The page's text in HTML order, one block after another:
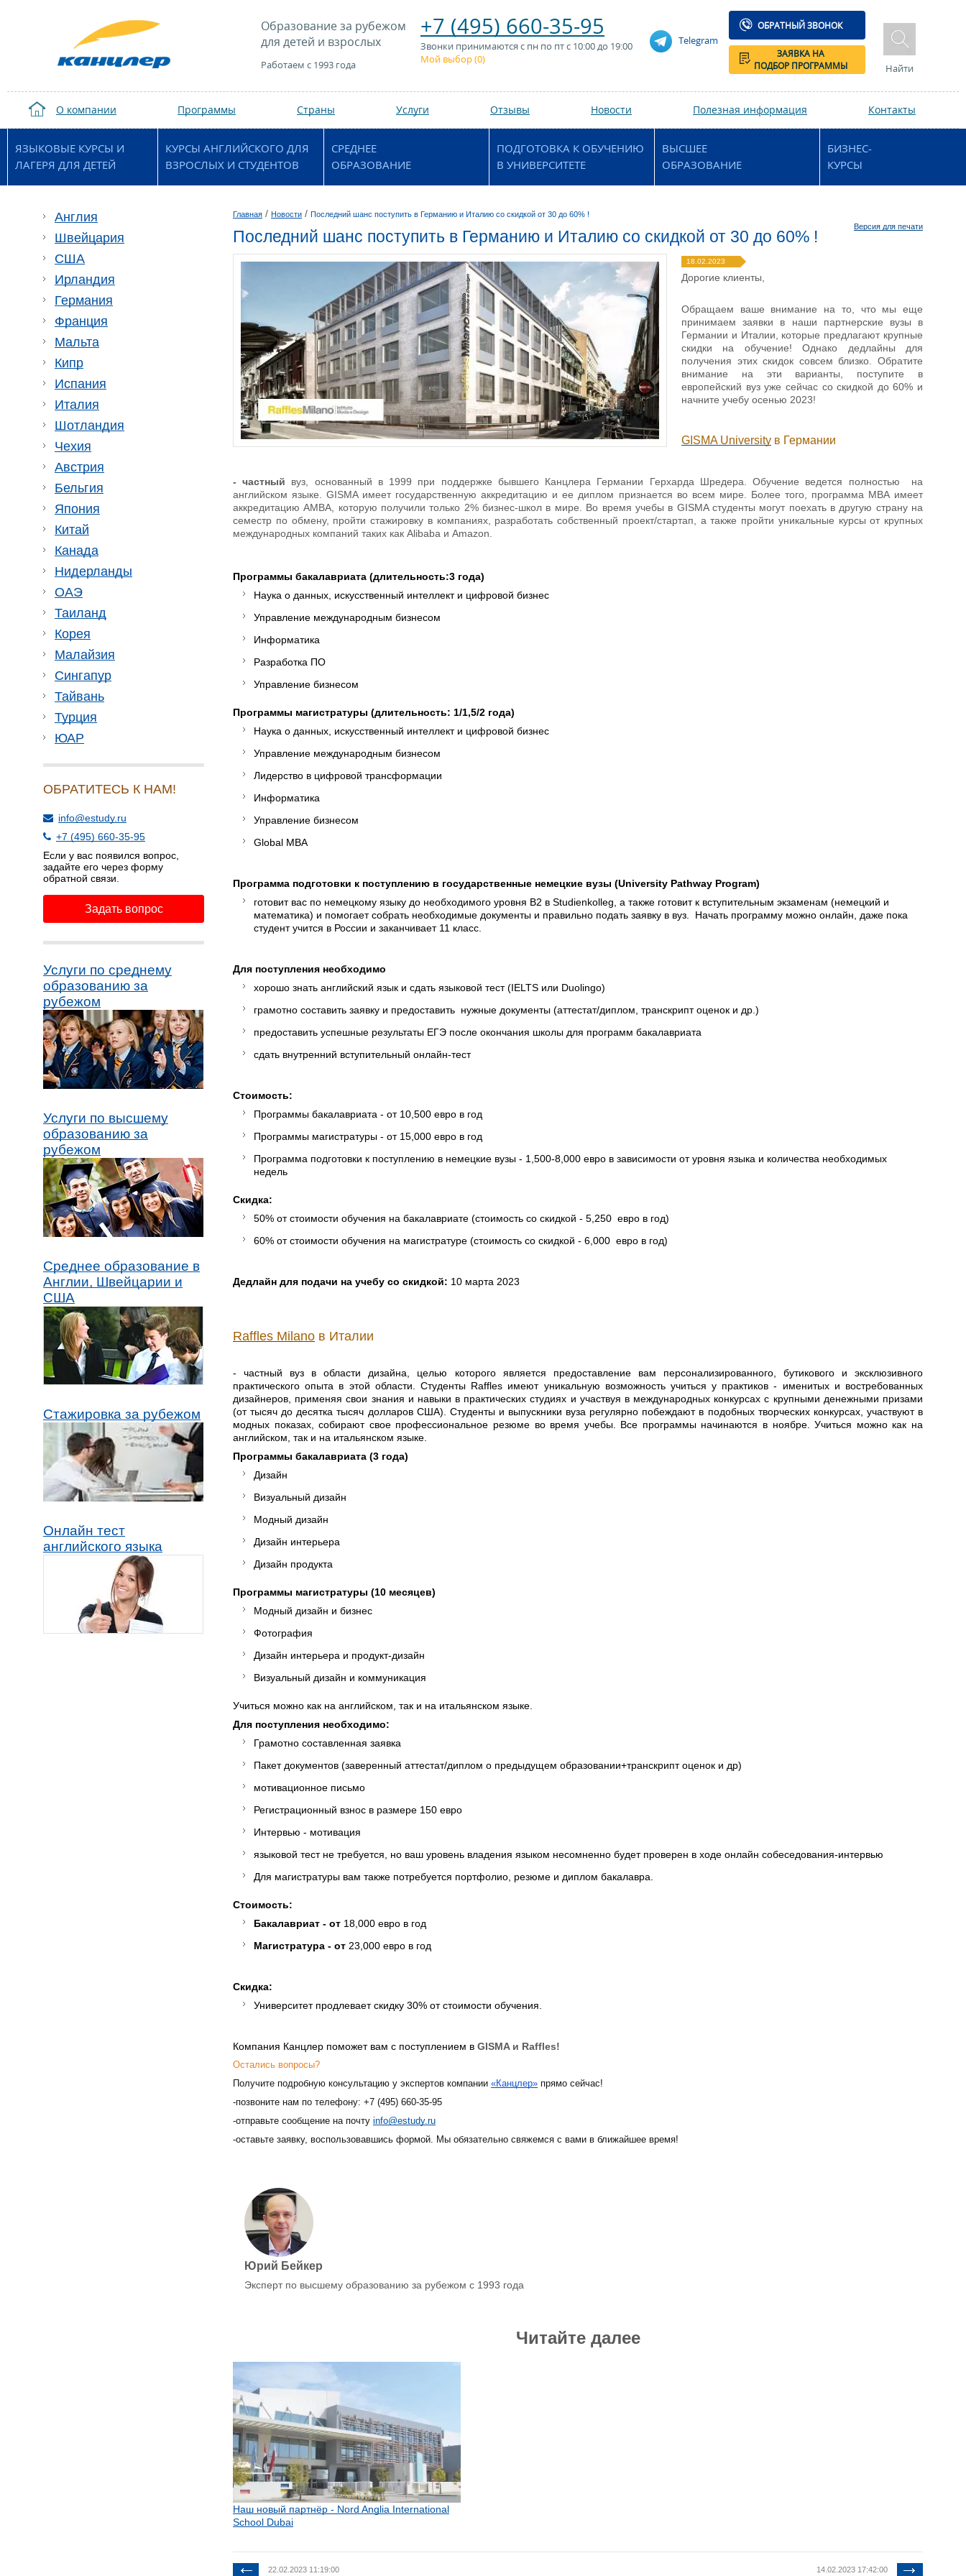
Образование за рубежом
для детей и взрослых
Работаем с 1993 года
+7 (495) 660-35-95
Звонки принимаются с пн по пт с 10:00 до 19:00
Мой выбор (0)
Telegram
ОБРАТНЫЙ ЗВОНОК
ЗАЯВКА НА
ПОДБОР ПРОГРАММЫ
Найти
О компании Программы Страны Услуги Отзывы Новости Полезная информация Контакты
ЯЗЫКОВЫЕ КУРСЫ И
ЛАГЕРЯ ДЛЯ ДЕТЕЙ
КУРСЫ АНГЛИЙСКОГО ДЛЯ
ВЗРОСЛЫХ И СТУДЕНТОВ
СРЕДНЕЕ
ОБРАЗОВАНИЕ
ПОДГОТОВКА К ОБУЧЕНИЮ
В УНИВЕРСИТЕТЕ
ВЫСШЕЕ
ОБРАЗОВАНИЕ
БИЗНЕС-
КУРСЫ
Англия
Швейцария
США
Ирландия
Германия
Франция
Мальта
Кипр
Испания
Италия
Шотландия
Чехия
Австрия
Бельгия
Япония
Китай
Канада
Нидерланды
ОАЭ
Таиланд
Корея
Малайзия
Сингапур
Тайвань
Турция
ЮАР
ОБРАТИТЕСЬ К НАМ!
info@estudy.ru
+7 (495) 660-35-95
Если у вас появился вопрос,
задайте его через форму
обратной связи.
Задать вопрос
Услуги по среднему
образованию за
рубежом
Услуги по высшему
образованию за
рубежом
Среднее образование в
Англии, Швейцарии и
США
Стажировка за рубежом
Онлайн тест
английского языка
Главная / Новости / Последний шанс поступить в Германию и Италию со скидкой от 30 до 60% !
Версия для печати
Последний шанс поступить в Германию и Италию со скидкой от 30 до 60% !
18.02.2023
Дорогие клиенты,
Обращаем ваше внимание на то, что мы еще
принимаем заявки в наши партнерские вузы в
Германии и Италии, которые предлагают крупные
скидки на обучение! Однако дедлайны для
получения этих скидок совсем близко. Обратите
внимание на эти варианты, поступите в
европейский вуз уже сейчас со скидкой до 60% и
начните учебу осенью 2023!
GISMA University в Германии
- частный вуз, основанный в 1999 при поддержке бывшего Канцлера Германии Герхарда Шредера. Обучение ведется полностью на
английском языке. GISMA имеет государственную аккредитацию и ее диплом признается во всем мире. Более того, программа МВА имеет
аккредитацию AMBA, которую получили только 2% бизнес-школ в мире. Во время учебы в GISMA студенты могут поехать в другую страну на
семестр по обмену, пройти стажировку в компаниях, разработать собственный проект/стартап, а также пройти уникальные курсы от крупных
международных компаний таких как Alibaba и Amazon.
Программы бакалавриата (длительность:3 года)
Наука о данных, искусственный интеллект и цифровой бизнес
Управление международным бизнесом
Информатика
Разработка ПО
Управление бизнесом
Программы магистратуры (длительность: 1/1,5/2 года)
Наука о данных, искусственный интеллект и цифровой бизнес
Управление международным бизнесом
Лидерство в цифровой трансформации
Информатика
Управление бизнесом
Global MBA
Программа подготовки к поступлению в государственные немецкие вузы (University Pathway Program)
готовит вас по немецкому языку до необходимого уровня В2 в Studienkolleg, а также готовит к вступительным экзаменам (немецкий и
математика) и помогает собрать необходимые документы и правильно подать заявку в вуз. Начать программу можно онлайн, даже пока
студент учится в России и заканчивает 11 класс.
Для поступления необходимо
хорошо знать английский язык и сдать языковой тест (IELTS или Duolingo)
грамотно составить заявку и предоставить нужные документы (аттестат/диплом, транскрипт оценок и др.)
предоставить успешные результаты ЕГЭ после окончания школы для программ бакалавриата
сдать внутренний вступительный онлайн-тест
Стоимость:
Программы бакалавриата - от 10,500 евро в год
Программы магистратуры - от 15,000 евро в год
Программа подготовки к поступлению в немецкие вузы - 1,500-8,000 евро в зависимости от уровня языка и количества необходимых
недель
Скидка:
50% от стоимости обучения на бакалавриате (стоимость со скидкой - 5,250 евро в год)
60% от стоимости обучения на магистратуре (стоимость со скидкой - 6,000 евро в год)
Дедлайн для подачи на учебу со скидкой: 10 марта 2023
Raffles Milano в Италии
- частный вуз в области дизайна, целью которого является предоставление вам персонализированного, бутикового и эксклюзивного
практического опыта в этой области. Студенты Raffles имеют уникальную возможность учиться у практиков - именитых и востребованных
дизайнеров, применяя свои знания и навыки в практических студиях и участвуя в международных конкурсах с крупными денежными призами
(от тысяч до десятка тысяч долларов США). Студенты и выпускники вуза регулярно побеждают в подобных творческих конкурсах, участвуют в
модных показах, собирают свое профессиональное резюме во время учебы. Все программы начинаются в ноябре. Учиться можно как на
английском, так и на итальянском языке.
Программы бакалавриата (3 года)
Дизайн
Визуальный дизайн
Модный дизайн
Дизайн интерьера
Дизайн продукта
Программы магистратуры (10 месяцев)
Модный дизайн и бизнес
Фотография
Дизайн интерьера и продукт-дизайн
Визуальный дизайн и коммуникация
Учиться можно как на английском, так и на итальянском языке.
Для поступления необходимо:
Грамотно составленная заявка
Пакет документов (заверенный аттестат/диплом о предыдущем образовании+транскрипт оценок и др)
мотивационное письмо
Регистрационный взнос в размере 150 евро
Интервью - мотивация
языковой тест не требуется, но ваш уровень владения языком несомненно будет проверен в ходе онлайн собеседования-интервью
Для магистратуры вам также потребуется портфолио, резюме и диплом бакалавра.
Стоимость:
Бакалавриат - от 18,000 евро в год
Магистратура - от 23,000 евро в год
Скидка:
Университет продлевает скидку 30% от стоимости обучения.
Компания Канцлер поможет вам с поступлением в GISMA и Raffles!
Остались вопросы?
Получите подробную консультацию у экспертов компании «Канцлер» прямо сейчас!
-позвоните нам по телефону: +7 (495) 660-35-95
-отправьте сообщение на почту info@estudy.ru
-оставьте заявку, воспользовавшись формой. Мы обязательно свяжемся с вами в ближайшее время!
Юрий Бейкер
Эксперт по высшему образованию за рубежом с 1993 года
Читайте далее
Наш новый партнёр - Nord Anglia International
School Dubai
22.02.2023 11:19:00 14.02.2023 17:42:00